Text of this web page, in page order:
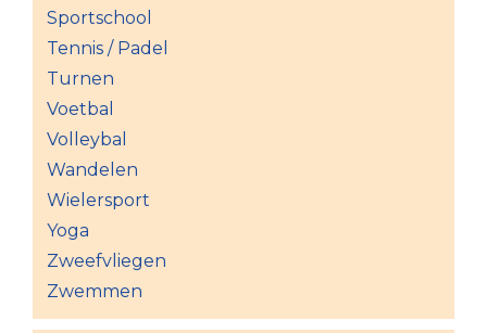
Sportschool
Tennis / Padel
Turnen
Voetbal
Volleybal
Wandelen
Wielersport
Yoga
Zweefvliegen
Zwemmen